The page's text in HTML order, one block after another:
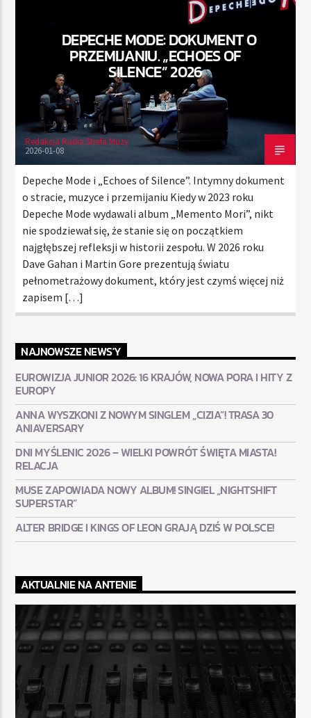
RADIO STREFA MUZY
00:00 24:00
DEPECHE MODE: DOKUMENT O
PRZEMIJANIU. „ECHOES OF
SILENCE” 2026
Redakcja Radia Strefa Muzy
2026-01-08
Depeche Mode i „Echoes of Silence”. Intymny dokument
o stracie, muzyce i przemijaniu Kiedy w 2023 roku
Depeche Mode wydawali album „Memento Mori”, nikt
nie spodziewał się, że stanie się on początkiem
najgłębszej refleksji w historii zespołu. W 2026 roku
Dave Gahan i Martin Gore prezentują światu
pełnometrażowy dokument, który jest czymś więcej niż
zapisem […]
NAJNOWSZE NEWS'Y
EUROWIZJA JUNIOR 2026: 16 KRAJÓW, NOWA PORA I HITY Z
EUROPY
ANNA WYSZKONI Z NOWYM SINGLEM „CIZIA”! TRASA 30
ANIAVERSARY
DNI MYŚLENIC 2026 – WIELKI POWRÓT ŚWIĘTA MIASTA!
RELACJA
MUSE ZAPOWIADA NOWY ALBUM! SINGIEL „NIGHTSHIFT
SUPERSTAR”
ALTER BRIDGE I KINGS OF LEON GRAJĄ DZIŚ W POLSCE!
AKTUALNIE NA ANTENIE